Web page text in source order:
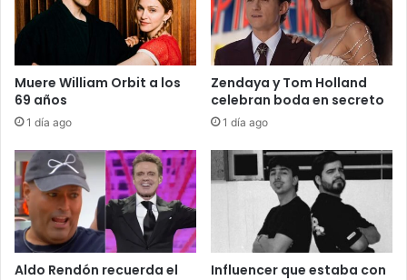
Muere William Orbit a los
69 años
1 día ago
Zendaya y Tom Holland
celebran boda en secreto
1 día ago
Aldo Rendón recuerda el
Influencer que estaba con